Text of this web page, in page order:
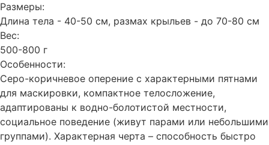
Размеры:
Длина тела - 40-50 см, размах крыльев - до 70-80 см
Вес:
500-800 г
Особенности:
Серо-коричневое оперение с характерными пятнами
для маскировки, компактное телосложение,
адаптированы к водно-болотистой местности,
социальное поведение (живут парами или небольшими
группами). Характерная черта – способность быстро